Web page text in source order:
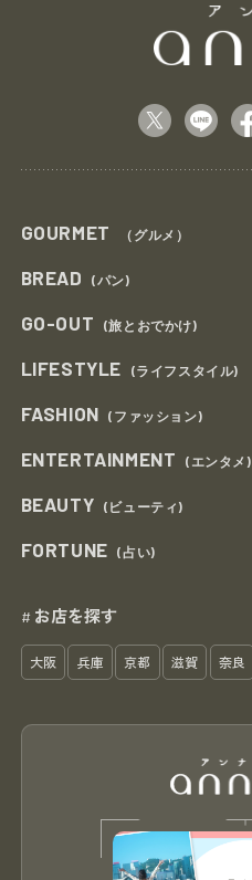
GOURMET （グルメ）
BREAD (パン)
GO-OUT (旅とおでかけ)
LIFESTYLE (ライフスタイル)
FASHION (ファッション)
ENTERTAINMENT (エンタメ)
BEAUTY (ビューティ)
FORTUNE (占い)
# お店を探す
大阪 兵庫 京都 滋賀 奈良